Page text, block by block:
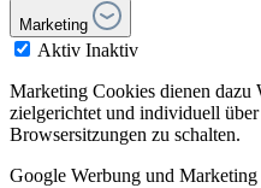
Marketing
Aktiv Inaktiv
Marketing Cookies dienen dazu
zielgerichtet und individuell
Browsersitzungen zu schalten.
Google Werbung und Marketing